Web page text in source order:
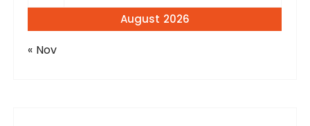
August 2026
« Nov